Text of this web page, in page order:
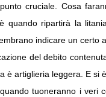
cruciale. Cosa
quando ripartirà la
indicare un certo
del debito
è artiglieria leggera. E si
tuoneranno i veri